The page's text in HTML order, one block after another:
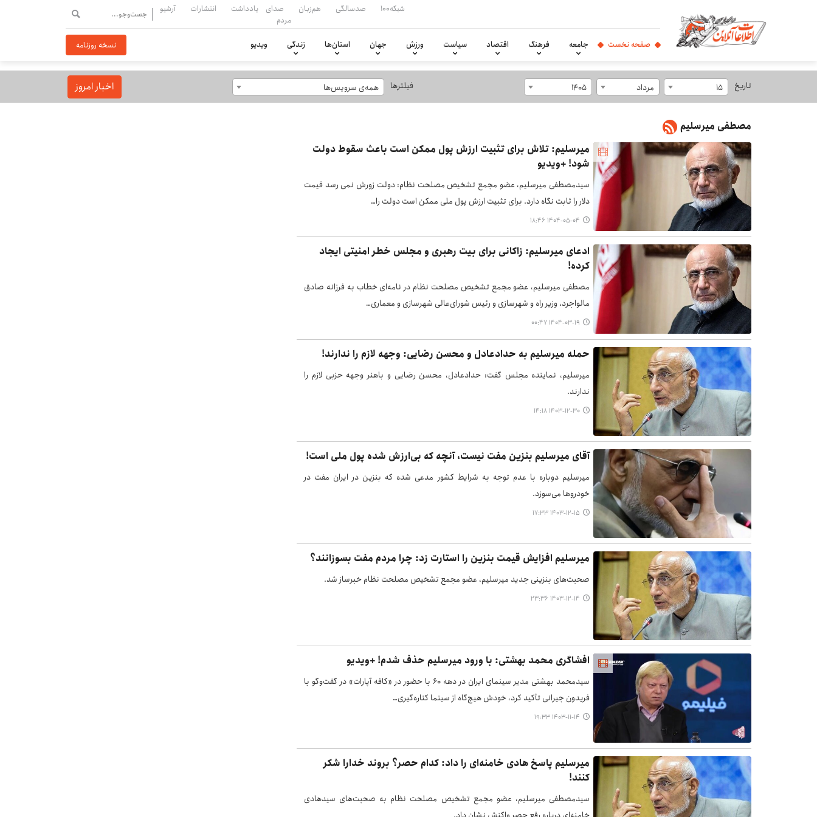
شبکه۱۰۰ صدسالگی هم‌زبان
صدای
مردم
یادداشت انتشارات آرشیو
صفحه نخست جامعه فرهنگ اقتصاد سیاست ورزش جهان استان‌ها زندگی ویدیو نسخه روزنامه
تاریخ 15 مرداد 1405 فیلترها همه‌ی سرویس‌ها اخبار امروز
مصطفی میرسلیم
میرسلیم: تلاش برای تثبیت ارزش پول ممکن است باعث سقوط دولت
شود! +ویدیو
سیدمصطفی میرسلیم، عضو مجمع تشخیص مصلحت نظام: دولت زورش نمی رسد قیمت
دلار را ثابت نگاه دارد. برای تثبیت ارزش پول ملی ممکن است دولت را…
۱۴۰۴-۰۵-۰۴ ۱۸:۴۶
ادعای میرسلیم: زاکانی برای بیت رهبری و مجلس خطر امنیتی ایجاد
کرده!
مصطفی میرسلیم، عضو مجمع تشخیص مصلحت نظام در نامه‌ای خطاب به فرزانه صادق
مالواجرد، وزیر راه و شهرسازی و رئیس شورای‌عالی شهرسازی و معماری…
۱۴۰۴-۰۳-۱۹ ۰۰:۴۷
حمله میرسلیم به حدادعادل و محسن رضایی: وجهه لازم را ندارند!
میرسلیم، نماینده مجلس گفت: حدادعادل، محسن رضایی و باهنر وجهه حزبی لازم را
ندارند.
۱۴۰۳-۱۲-۳۰ ۱۴:۱۸
آقای میرسلیم بنزین مفت نیست، آنچه که بی‌ارزش شده پول ملی است!
میرسلیم دوباره با عدم توجه به شرایط کشور مدعی شده که بنزین در ایران مفت در
خودروها می‌سوزد.
۱۴۰۳-۱۲-۱۵ ۱۷:۳۳
میرسلیم افزایش قیمت بنزین را استارت زد: چرا مردم مفت بسوزانند؟
صحبت‌های بنزینی جدید میرسلیم، عضو مجمع تشخیص مصلحت نظام خبرساز شد.
۱۴۰۳-۱۲-۱۴ ۲۳:۳۶
افشاگری محمد بهشتی: با ورود میرسلیم حذف شدم! +ویدیو
سیدمحمد بهشتی مدیر سینمای ایران در دهه ۶۰ با حضور در «کافه آپارات» در گفت‌وگو با
فریدون جیرانی تأکید کرد، خودش هیچ‌گاه از سینما کناره‌گیری…
۱۴۰۳-۱۱-۱۴ ۱۹:۳۳
میرسلیم پاسخ هادی خامنه‌ای را داد: کدام حصر؟ بروند خدارا شکر
کنند!
سیدمصطفی میرسلیم، عضو مجمع تشخیص مصلحت نظام به صحبت‌های سیدهادی